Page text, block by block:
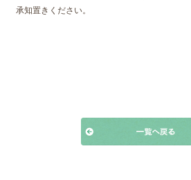
承知置きください。